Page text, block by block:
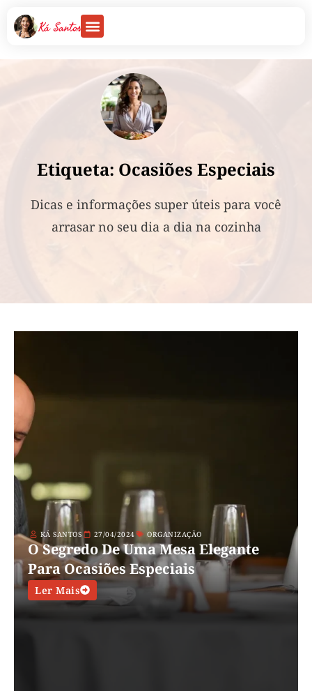
Etiqueta: Ocasiões Especiais
Dicas e informações super úteis para você
arrasar no seu dia a dia na cozinha
KÁ SANTOS 27/04/2024 ORGANIZAÇÃO
O Segredo De Uma Mesa Elegante
Para Ocasiões Especiais
Ler Mais